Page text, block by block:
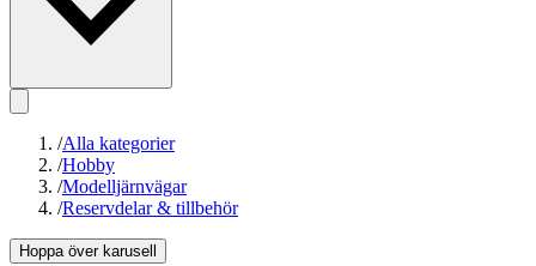
/Alla kategorier
/Hobby
/Modelljärnvägar
/Reservdelar & tillbehör
Hoppa över karusell